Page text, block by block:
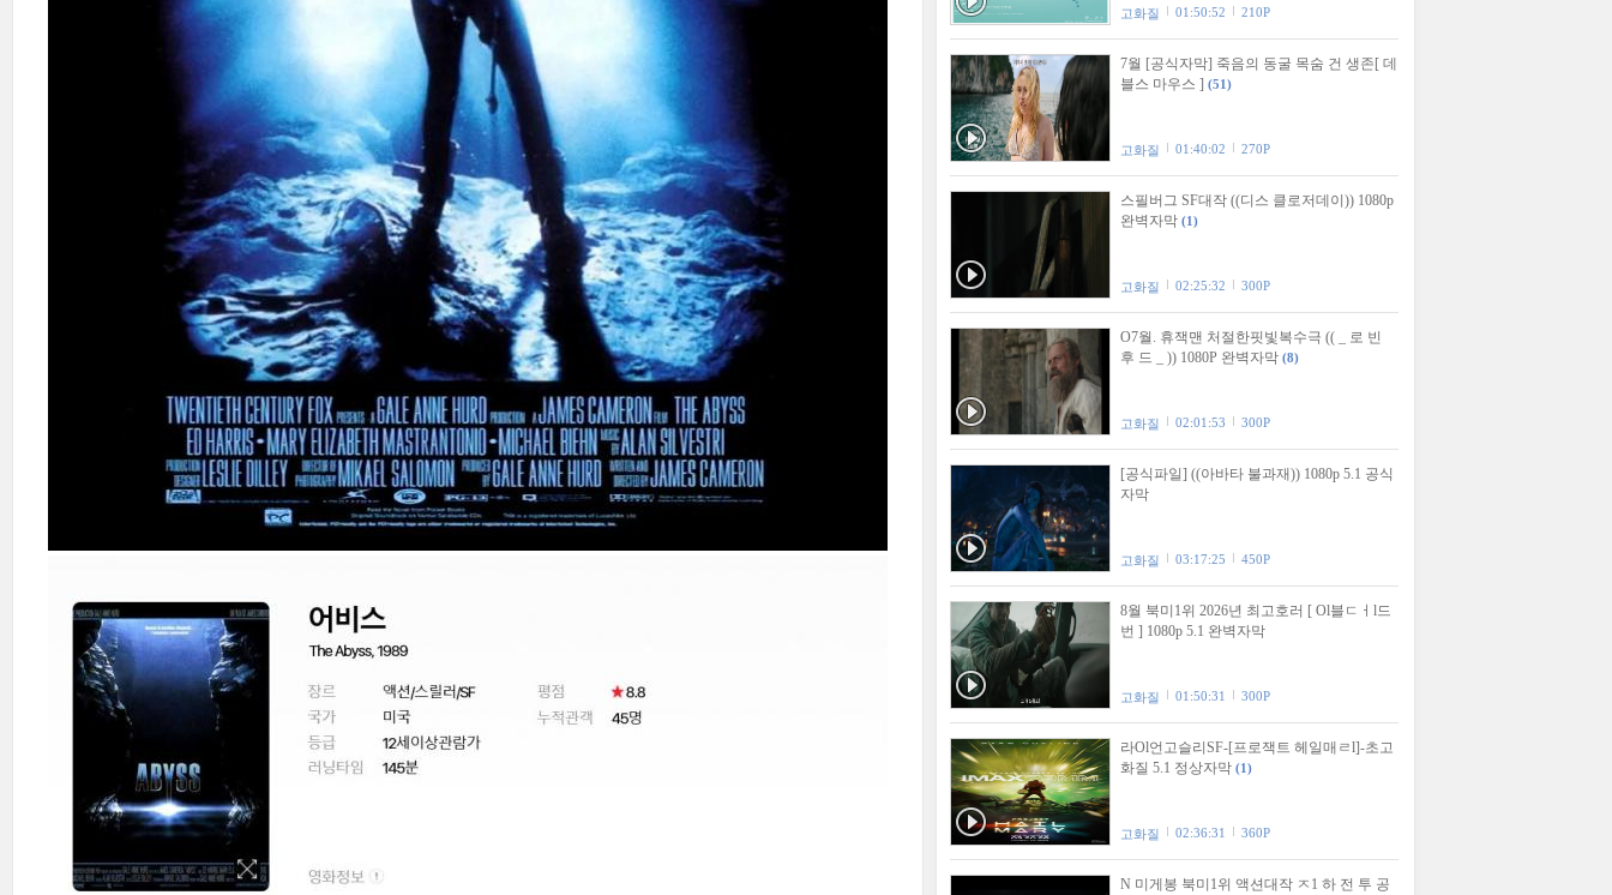
고화질 01:50:52 210P
7월 [공식자막] 죽음의 동굴 목숨 건 생존[ 데
블스 마우스 ] (51)
고화질 01:40:02 270P
스필버그 SF대작 ((디스 클로저데이)) 1080p
완벽자막 (1)
고화질 02:25:32 300P
O7월. 휴잭맨 처절한핏빛복수극 (( _ 로 빈
후 드 _ )) 1080P 완벽자막 (8)
고화질 02:01:53 300P
[공식파일] ((아바타 불과재)) 1080p 5.1 공식
자막
고화질 03:17:25 450P
8월 북미1위 2026년 최고호러 [ Ol블ㄷㅓl드
번 ] 1080p 5.1 완벽자막
고화질 01:50:31 300P
라Ol언고슬리SF-[프로잭트 헤일매ㄹl]-초고
화질 5.1 정상자막 (1)
고화질 02:36:31 360P
N 미게봉 북미1위 액션대작 ㅈ1 하 전 투 공